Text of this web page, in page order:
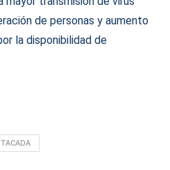
de personas y aumento
la disponibilidad de